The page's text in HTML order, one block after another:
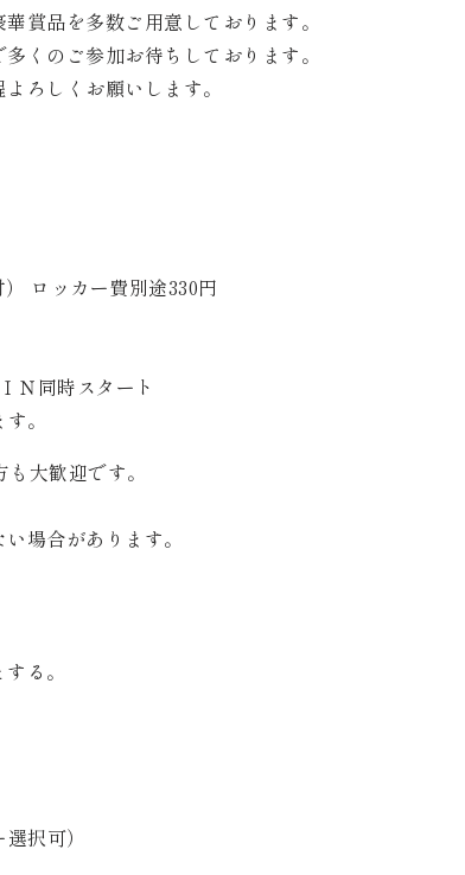
賞品を多数ご用意しております。
くのご参加お待ちしております。
ろしくお願いします。
ッカー費別途330円
Ｎ同時スタート
。
大歓迎です。
合があります。
る。
択可）